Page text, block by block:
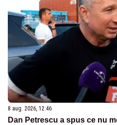
8 aug. 2026, 12:46
Dan Petrescu a spus ce nu